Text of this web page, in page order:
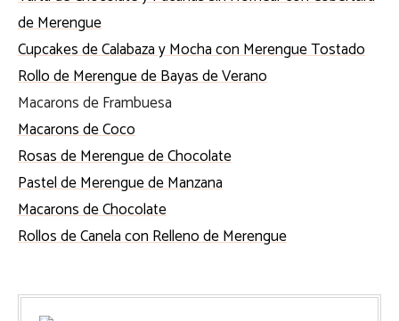
de Merengue
Cupcakes de Calabaza y Mocha con Merengue Tostado
Rollo de Merengue de Bayas de Verano
Macarons de Frambuesa
Macarons de Coco
Rosas de Merengue de Chocolate
Pastel de Merengue de Manzana
Macarons de Chocolate
Rollos de Canela con Relleno de Merengue